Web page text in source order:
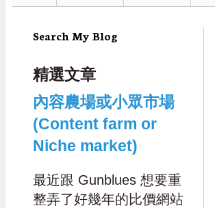
Search My Blog
精選文章
內容農場或小眾市場
(Content farm or
Niche market)
最近跟 Gunblues 想要重
整弄了好幾年的比價網站